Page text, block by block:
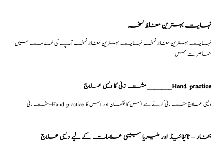
نہایت بہترین مغلظ نسخہ
نہایت بہترین مغلظ نسخہ نہایت بہترین مغلظ نسخہ آپ کی خدمت میں
حاضر ہے جس
مشت زنی کا دیسی علاج _______Hand practice
مشت زنی–Hand practice دیسی علاج مشت زنی کرنے سے اس کا نقصان اور اس کا
بخار – ٹائیفائیڈ اور ملیریا جیسی علامات کے لیے دیسی علاج